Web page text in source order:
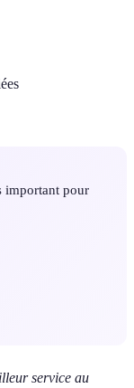
important pour
service au